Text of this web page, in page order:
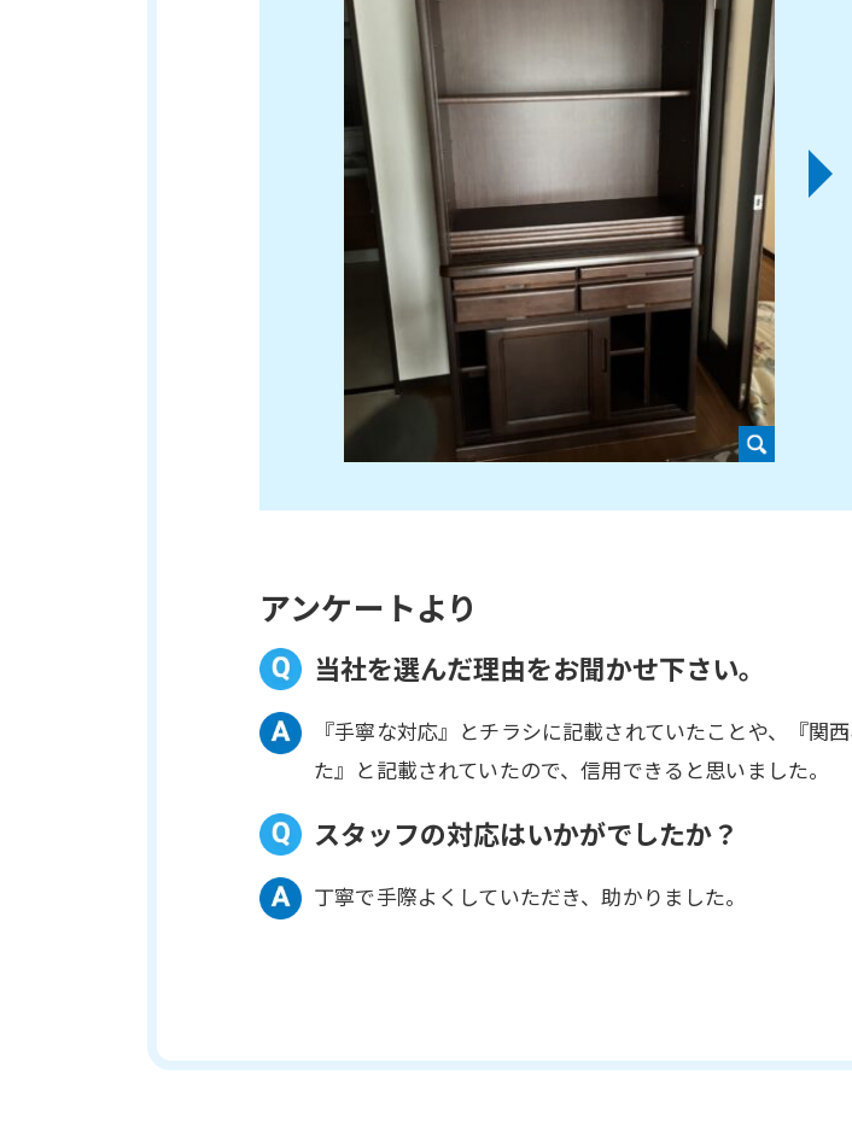
アンケートより
当社を選んだ理由をお聞かせ下さい。
『手寧な対応』とチラシに記載されていたことや、『関
た』と記載されていたので、信用できると思いました。
スタッフの対応はいかがでしたか？
丁寧で手際よくしていただき、助かりました。